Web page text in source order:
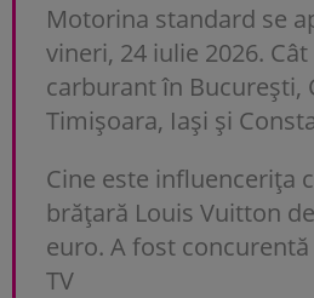
Motorina standard se
vineri, 24 iulie 2026.
carburant în București,
Timișoara, Iași și
Cine este influencerița
brățară Louis Vuitton
euro. A fost
TV